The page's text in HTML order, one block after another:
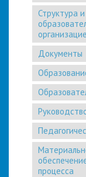
Структура
Документы
процесса